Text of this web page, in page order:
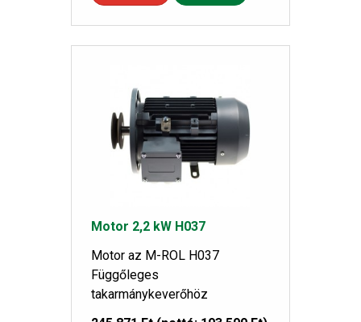
Motor 2,2 kW H037
Motor az M-ROL H037
Függőleges
takarmánykeverőhöz